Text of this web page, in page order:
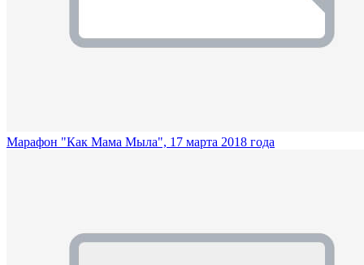
Марафон "Как Мама Мыла", 17 марта 2018 года